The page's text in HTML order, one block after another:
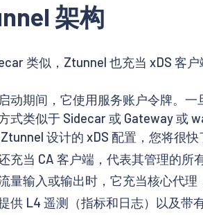
架构
类似，Ztunnel 也充当 xDS 客户
动期间，它使用服务账户令牌。一
式类似于 Sidecar 或 Gateway 或
设计的 xDS 配置，您将很快
充当 CA 客户端，代表其管理的所
量输入或输出时，它充当核心代理
供 L4 遥测（指标和日志）以及带